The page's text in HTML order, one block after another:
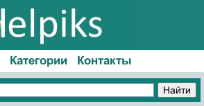
Категории Контакты